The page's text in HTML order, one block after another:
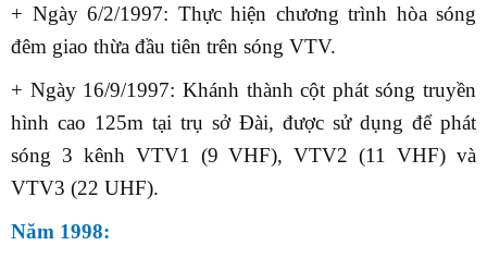
+ Ngày 6/2/1997: Thực hiện chương trình hòa sóng
đêm giao thừa đầu tiên trên sóng VTV.
+ Ngày 16/9/1997: Khánh thành cột phát sóng truyền
hình cao 125m tại trụ sở Đài, được sử dụng để phát
sóng 3 kênh VTV1 (9 VHF), VTV2 (11 VHF) và
VTV3 (22 UHF).
Năm 1998: